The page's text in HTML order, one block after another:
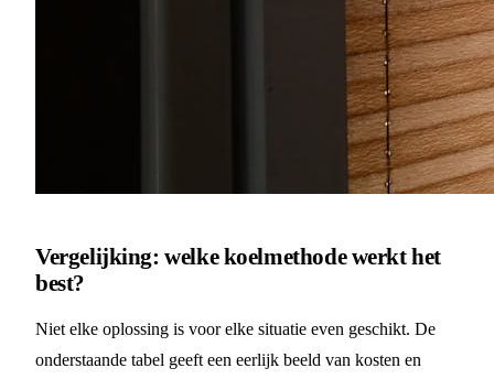
Vergelijking: welke koelmethode werkt het
best?
Niet elke oplossing is voor elke situatie even geschikt. De
onderstaande tabel geeft een eerlijk beeld van kosten en